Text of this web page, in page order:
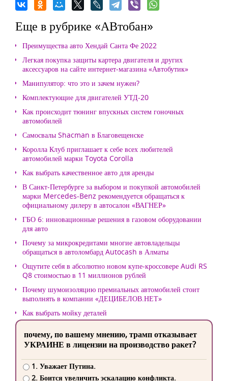
Еще в рубрике «АВтобан»
Преимущества авто Хендай Санта Фе 2022
Легкая покупка защиты картера двигателя и других
аксессуаров на сайте интернет-магазина «Автобутик»
Манипулятор: что это и зачем нужен?
Комплектующие для двигателей УТД-20
Как происходит тюнинг впускных систем гоночных
автомобилей
Самосвалы Shacman в Благовещенске
Королла Клуб приглашает к себе всех любителей
автомобилей марки Toyota Corolla
Как выбрать качественное авто для аренды
В Санкт-Петербурге за выбором и покупкой автомобилей
марки Mercedes-Benz рекомендуется обращаться к
официальному дилеру в автосалон «ВАГНЕР»
ГБО 6: инновационные решения в газовом оборудовании
для авто
Почему за микрокредитами многие автовладельцы
обращаться в автоломбард Autocash в Алматы
Ощутите себя в абсолютно новом купе-кроссовере Audi RS
Q8 стоимостью в 11 миллионов рублей
Почему шумоизоляцию премиальных автомобилей стоит
выполнять в компании «ДЕЦИБЕЛОВ.НЕТ»
Как выбрать мойку деталей
почему, по вашему мнению, трамп отказывает
УКРАИНЕ в лицензии на производство ракет?
1. Уважает Путина.
2. Боится увеличить эскалацию конфликта.